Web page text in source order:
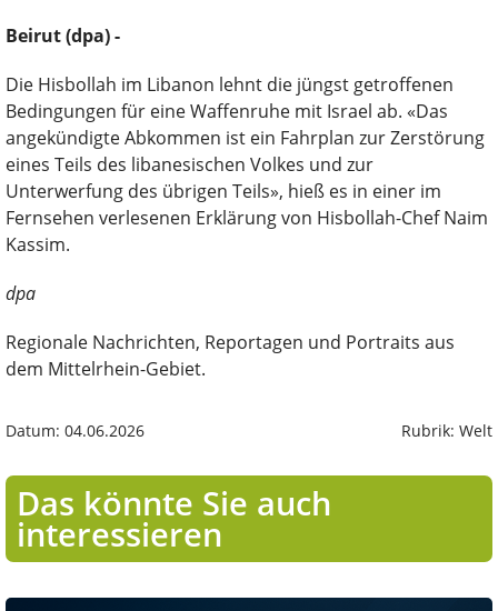
Beirut (dpa) -
Die Hisbollah im Libanon lehnt die jüngst getroffenen
Bedingungen für eine Waffenruhe mit Israel ab. «Das
angekündigte Abkommen ist ein Fahrplan zur Zerstörung
eines Teils des libanesischen Volkes und zur
Unterwerfung des übrigen Teils», hieß es in einer im
Fernsehen verlesenen Erklärung von Hisbollah-Chef Naim
Kassim.
dpa
Regionale Nachrichten, Reportagen und Portraits aus
dem Mittelrhein-Gebiet.
Datum: 04.06.2026 Rubrik: Welt
Das könnte Sie auch
interessieren